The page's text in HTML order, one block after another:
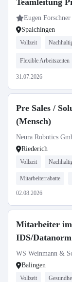
Teamleitung
Eugen
Spaichingen
Vollzeit
Flexible Arbeitszeiten
31.07.2026
Pre Sales /
(Mensch)
Neura Robotics
Riederich
Vollzeit
Mitarbeiterrabatte
02.08.2026
Mitarbeiter
IDS/
WS Weinmann &
Balingen
Vollzeit